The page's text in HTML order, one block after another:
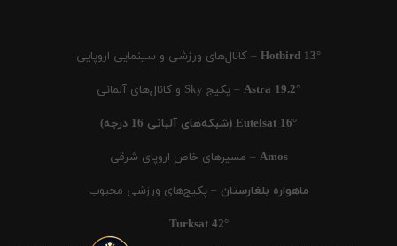
Hotbird 13° – کانال‌های ورزشی و سینمایی اروپایی
Astra 19.2° – پکیج Sky و کانال‌های آلمانی
Eutelsat 16° (شبکه‌های آلبانی 16 درجه)
Amos – مسیرهای خاص اروپای شرقی
ماهواره بلغارستان – پکیج‌های ورزشی محبوب
Turksat 42°